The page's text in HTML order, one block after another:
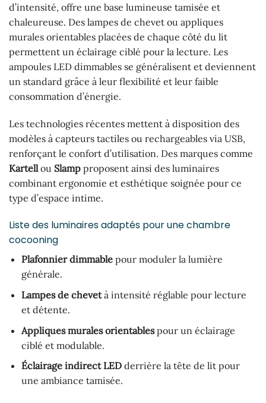
d’intensité, offre une base lumineuse tamisée et
chaleureuse. Des lampes de chevet ou appliques
murales orientables placées de chaque côté du lit
permettent un éclairage ciblé pour la lecture. Les
ampoules LED dimmables se généralisent et deviennent
un standard grâce à leur flexibilité et leur faible
consommation d’énergie.
Les technologies récentes mettent à disposition des
modèles à capteurs tactiles ou rechargeables via USB,
renforçant le confort d’utilisation. Des marques comme
Kartellou Slamp proposent ainsi des luminaires
combinant ergonomie et esthétique soignée pour ce
type d’espace intime.
Liste des luminaires adaptés pour une chambre
cocooning
Plafonnier dimmablepour moduler la lumière
générale.
Lampes de chevetà intensité réglable pour lecture
et détente.
Appliques murales orientablespour un éclairage
ciblé et modulable.
Éclairage indirect LEDderrière la tête de lit pour
une ambiance tamisée.